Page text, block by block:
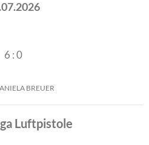
6 : 0
BREUER
Luftpistole